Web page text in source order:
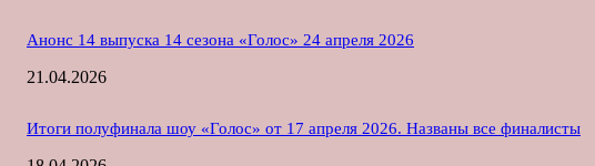
Анонс 14 выпуска 14 сезона «Голос» 24 апреля 2026
21.04.2026
Итоги полуфинала шоу «Голос» от 17 апреля 2026. Названы все финалисты